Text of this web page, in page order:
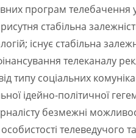
програм телебачення
стабільна
існує стабільна
телеканалу
типу соціальних
ідейно-політичної
безмежні
телеведучого